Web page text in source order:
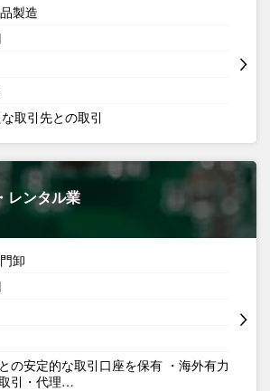
製造
取引先との取引
レンタル業
卸
の安定的な取引口座を保有 ・海外有力
引・代理…